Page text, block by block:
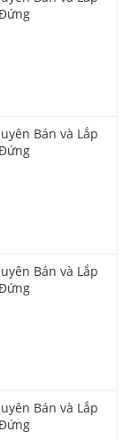
Bán và Lắp
Bán và Lắp
Bán và Lắp